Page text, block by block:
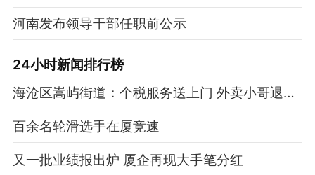
河南发布领导干部任职前公示
24小时新闻排行榜
海沧区嵩屿街道：个税服务送上门 外卖小哥退税7200元
百余名轮滑选手在厦竞速
又一批业绩报出炉 厦企再现大手笔分红